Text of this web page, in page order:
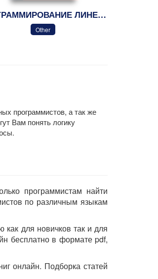
программистам найти
по различным языкам
для новичков так и для
бесплатно в формате pdf,
онлайн. Подборка статей
ПРОГРАММИРОВАНИЕ ЛИНЕЙНЫХ АЛГОРИТМОВПРОГРАММИРОВАНИЕ ЛИНЕЙНЫХ АЛГОРИТМОВ
Other
программистов, а так же
Вам понять логику